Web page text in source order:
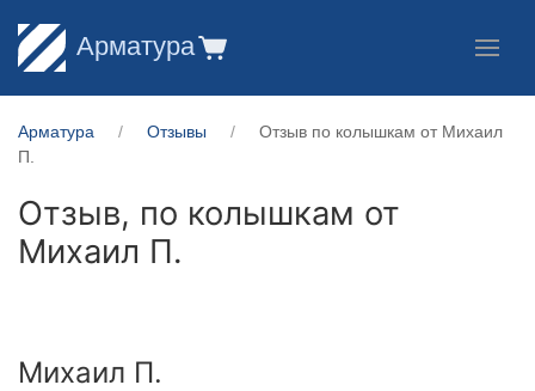
Арматура
Арматура Отзывы
Отзыв по колышкам от Михаил
П.
Отзыв, по колышкам от
Михаил П.
Михаил П.